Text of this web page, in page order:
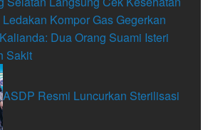
Ledakan Kompor Gas Gegerkan
Dua Orang Suami Isteri
Sakit
ASDP Resmi Luncurkan Sterilisasi